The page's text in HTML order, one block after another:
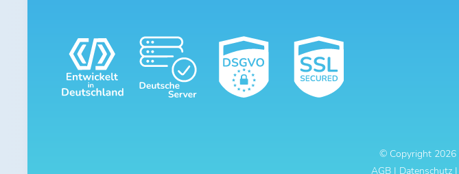
© Copyright 2026
AGB| Datenschutz|